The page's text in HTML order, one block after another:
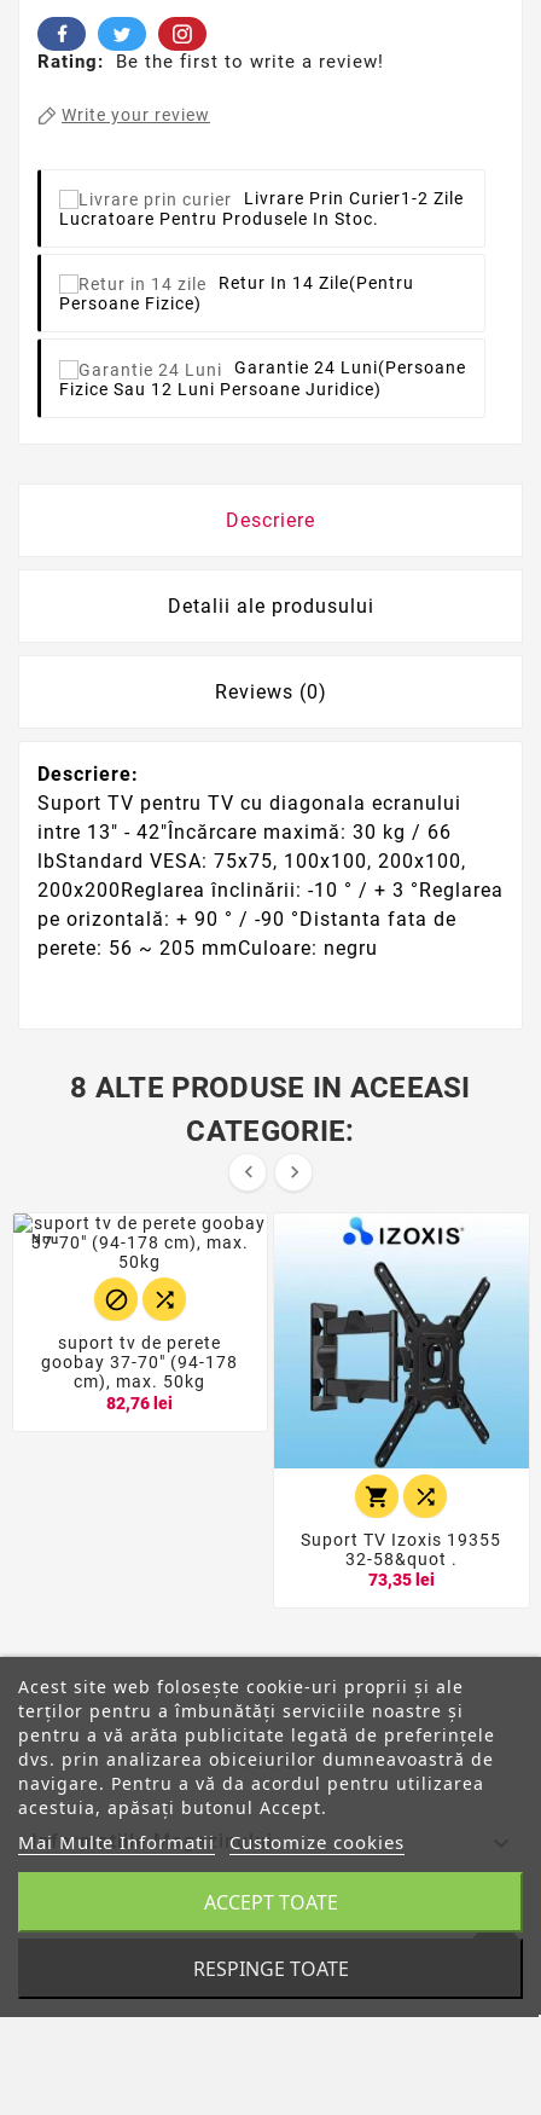
Rating: Be the first to write a review!
Write your review
Livrare Prin Curier1-2 Zile
Lucratoare Pentru Produsele In Stoc.
Retur In 14 Zile(pentru
Persoane Fizice)
Garantie 24 Luni(persoane
Fizice Sau 12 Luni Persoane Juridice)
Descriere
Detalii ale produsului
Reviews (0)
Descriere:
Suport TV pentru TV cu diagonala ecranului
intre 13" - 42"Încărcare maximă: 30 kg / 66
lbStandard VESA: 75x75, 100x100, 200x100,
200x200Reglarea înclinării: -10 ° / + 3 °Reglarea
pe orizontală: + 90 ° / -90 °Distanta fata de
perete: 56 ~ 205 mmCuloare: negru
8 ALTE PRODUSE IN ACEEASI
CATEGORIE:
 
Nou
 
suport tv de perete
goobay 37-70" (94-178
cm), max. 50kg
82,76 lei
 
Suport TV Izoxis 19355
32-58&quot .
73,35 lei
ANPC
Informatiile Magazinului
Acest site web folosește cookie-uri proprii și ale
terților pentru a îmbunătăți serviciile noastre și
pentru a vă arăta publicitate legată de preferințele
dvs. prin analizarea obiceiurilor dumneavoastră de
navigare. Pentru a vă da acordul pentru utilizarea
acestuia, apăsați butonul Accept.
Mai Multe Informatii Customize cookies
RESPINGE TOATE
ACCEPT TOATE